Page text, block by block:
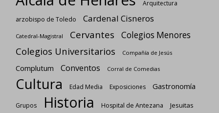
Arquitectura
arzobispo de Toledo
Cardenal Cisneros
Catedral-Magistral Cervantes Colegios Menores
Colegios Universitarios Compañía de Jesús
Complutum Conventos Corral de Comedias
Cultura Edad Media Exposiciones Gastronomía
Grupos Historia Hospital de Antezana Jesuitas